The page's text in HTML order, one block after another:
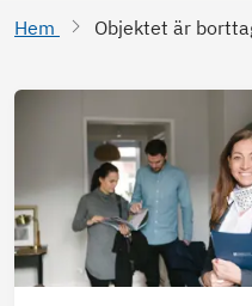
Hem Objektet är